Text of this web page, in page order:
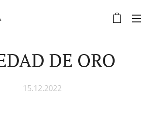
DE ORO
15.12.2022